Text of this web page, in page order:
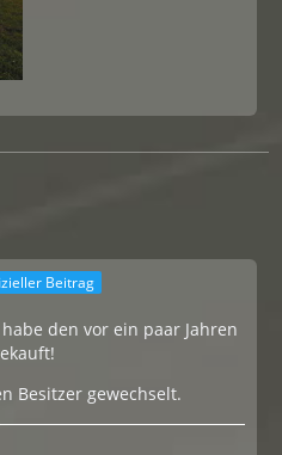
Beitrag
den vor ein paar Jahren
Besitzer gewechselt.